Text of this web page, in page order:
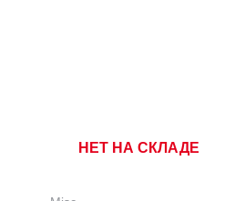
НЕТ НА СКЛАДЕ